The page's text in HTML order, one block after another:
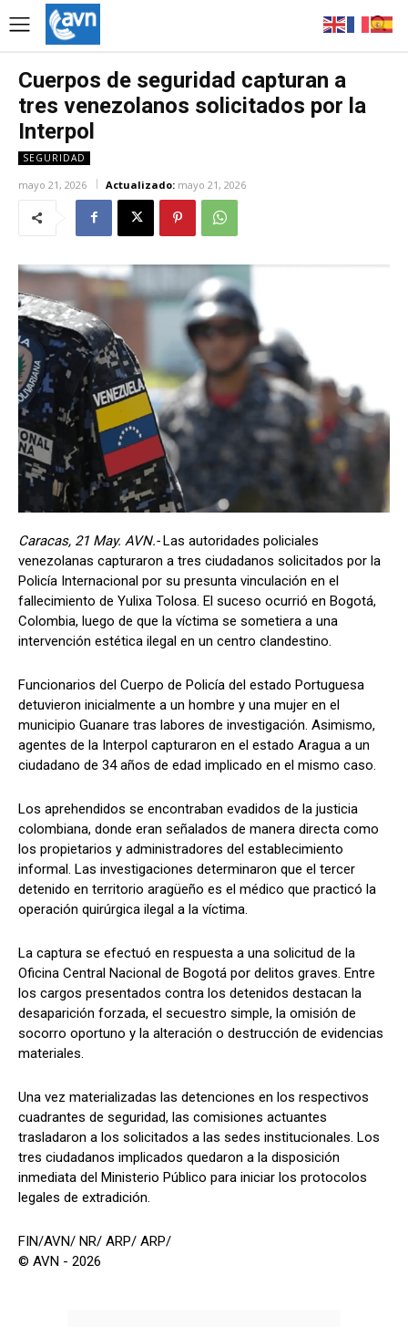
Cuerpos de seguridad capturan a
tres venezolanos solicitados por la
Interpol
SEGURIDAD
mayo 21, 2026 Actualizado: mayo 21, 2026
Caracas, 21 May. AVN.-Las autoridades policiales
venezolanas capturaron a tres ciudadanos solicitados por la
Policía Internacional por su presunta vinculación en el
fallecimiento de Yulixa Tolosa. El suceso ocurrió en Bogotá,
Colombia, luego de que la víctima se sometiera a una
intervención estética ilegal en un centro clandestino.
Funcionarios del Cuerpo de Policía del estado Portuguesa
detuvieron inicialmente a un hombre y una mujer en el
municipio Guanare tras labores de investigación. Asimismo,
agentes de la Interpol capturaron en el estado Aragua a un
ciudadano de 34 años de edad implicado en el mismo caso.
Los aprehendidos se encontraban evadidos de la justicia
colombiana, donde eran señalados de manera directa como
los propietarios y administradores del establecimiento
informal. Las investigaciones determinaron que el tercer
detenido en territorio aragüeño es el médico que practicó la
operación quirúrgica ilegal a la víctima.
La captura se efectuó en respuesta a una solicitud de la
Oficina Central Nacional de Bogotá por delitos graves. Entre
los cargos presentados contra los detenidos destacan la
desaparición forzada, el secuestro simple, la omisión de
socorro oportuno y la alteración o destrucción de evidencias
materiales.
Una vez materializadas las detenciones en los respectivos
cuadrantes de seguridad, las comisiones actuantes
trasladaron a los solicitados a las sedes institucionales. Los
tres ciudadanos implicados quedaron a la disposición
inmediata del Ministerio Público para iniciar los protocolos
legales de extradición.
FIN/AVN/ NR/ ARP/ ARP/
© AVN - 2026